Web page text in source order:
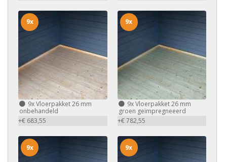
9xVloerpakket 26 mm
onbehandeld
+€ 683,55
9x
9xVloerpakket 26 mm
groen geïmpregneeerd
+€ 782,55
9x
9x 9x